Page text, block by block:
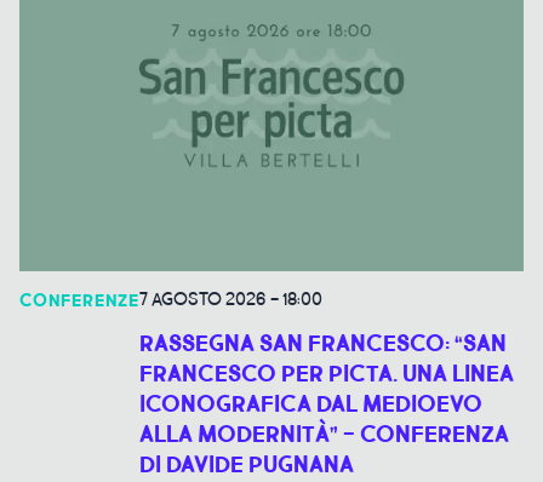
CONFERENZE7 AGOSTO 2026 -18:00
RASSEGNA SAN FRANCESCO: “SAN
FRANCESCO PER PICTA. UNA LINEA
ICONOGRAFICA DAL MEDIOEVO
ALLA MODERNITÀ” - CONFERENZA
DI DAVIDE PUGNANA